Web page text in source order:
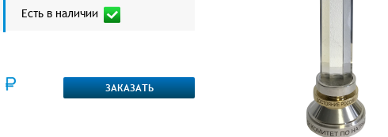
Есть в наличии
ЗАКАЗАТЬ